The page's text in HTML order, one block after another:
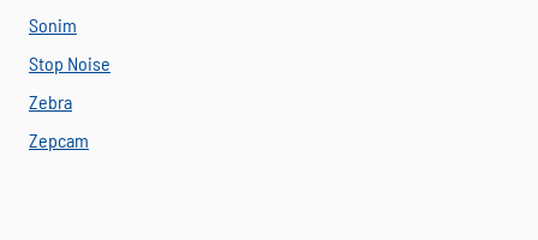
Sonim
Stop Noise
Zebra
Zepcam